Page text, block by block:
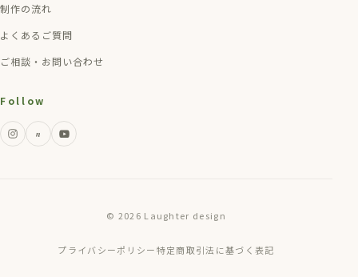
制作の流れ
よくあるご質問
ご相談・お問い合わせ
Follow
n
© 2026 Laughter design
プライバシーポリシー特定商取引法に基づく表記